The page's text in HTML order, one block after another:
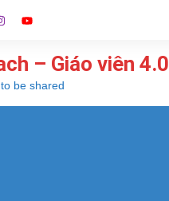
– Giáo viên 4.0
be shared